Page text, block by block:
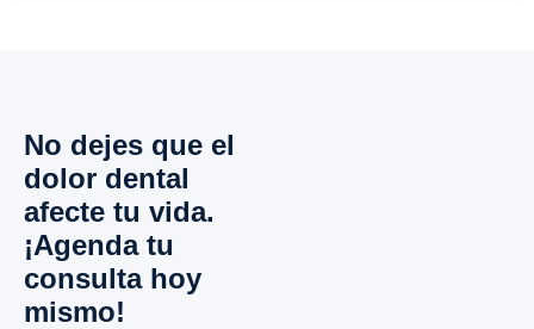
No dejes que el
dolor dental
afecte tu vida.
¡Agenda tu
consulta hoy
mismo!